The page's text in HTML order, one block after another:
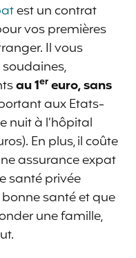
est un contrat
vos premières
Il vous
au 1ereuro, sans
aux Etats-
nuit à l’hôpital
En plus, il coûte
assurance expat
santé privée
bonne santé et que
une famille,